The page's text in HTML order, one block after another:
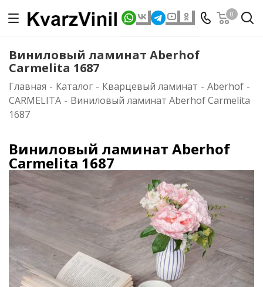
0
Виниловый ламинат Aberhof
Carmelita 1687
Главная - Каталог - Кварцевый ламинат - Aberhof -
CARMELITA - Виниловый ламинат Aberhof Carmelita
1687
Виниловый ламинат Aberhof
Carmelita 1687